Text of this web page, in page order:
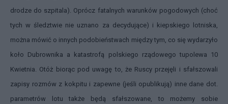
drodze do szpitala). Oprócz fatalnych warunków pogodowych (choć
tych w śledztwie nie uznano za decydujące) i kiepskiego lotniska,
można mówić o innych podobieństwach między tym, co się wydarzyło
koło Dubrownika a katastrofą polskiego rządowego tupolewa 10
Kwietnia. Otóż biorąc pod uwagę to, że Ruscy przejęli i sfałszowali
zapisy rozmów z kokpitu i zapewne (jeśli opublikują) inne dane dot.
parametrów lotu także będą sfałszowane, to możemy sobie